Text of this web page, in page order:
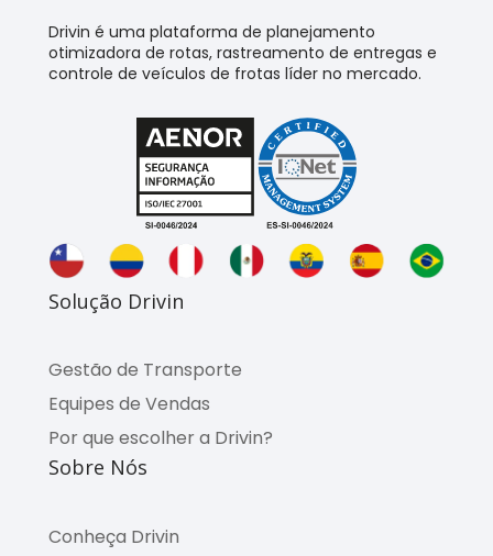
Drivin é uma plataforma de planejamento
otimizadora de rotas, rastreamento de entregas e
controle de veículos de frotas líder no mercado.
Solução Drivin
Gestão de Transporte
Equipes de Vendas
Por que escolher a Drivin?
Sobre Nós
Conheça Drivin